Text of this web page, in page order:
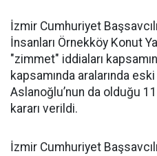
İzmir Cumhuriyet
İnsanları Örnekköy Konut
"zimmet" iddiaları
kapsamında aralarında
Aslanoğlu’nun da olduğu
kararı verildi.
İzmir Cumhuriyet